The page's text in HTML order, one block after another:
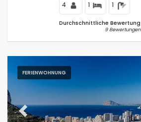
4 1 1
Durchschnittliche Bewertung
9 Bewertungen
FERIENWOHNUNG
Previous